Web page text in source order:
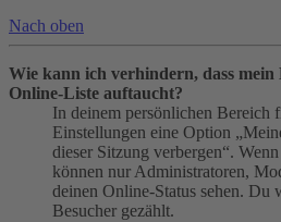
Nach oben
Wie kann ich verhindern, dass mein
Online-Liste auftaucht?
In deinem persönlichen Bereich
Einstellungen eine Option
dieser Sitzung verbergen“.
können nur Administratoren,
deinen Online-Status sehen. Du
Besucher gezählt.